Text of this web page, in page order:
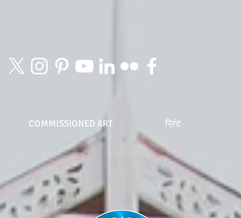
COMMISSIONED ART प्रिंट